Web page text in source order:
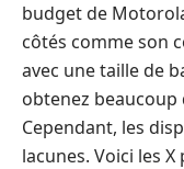
budget de
côtés comme son
avec une taille de
obtenez
Cependant, les
lacunes. Voici les